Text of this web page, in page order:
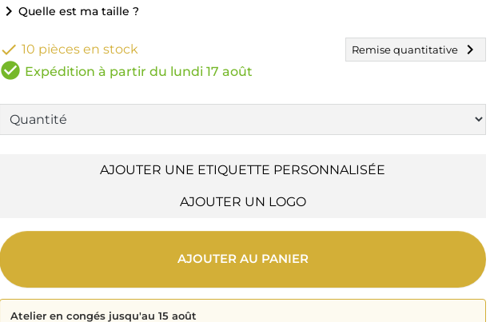
chevron_right Quelle est ma taille ?
 10 pièces en stock
check_circle Expédition à partir du lundi 17 août
Remise quantitative chevron_right
AJOUTER UNE ETIQUETTE PERSONNALISÉE
AJOUTER UN LOGO
AJOUTER AU PANIER
Atelier en congés jusqu'au 15 août